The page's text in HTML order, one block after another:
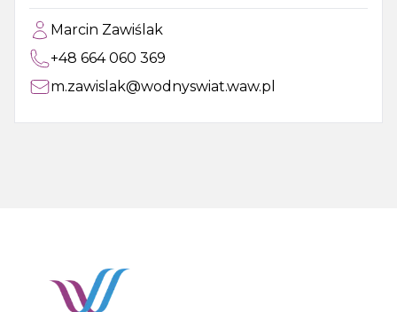
Marcin Zawiślak
+48 664 060 369
m.zawislak@wodnyswiat.waw.pl